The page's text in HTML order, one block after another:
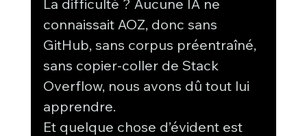
La difficulté ? Aucune IA ne
connaissait AOZ, donc sans
GitHub, sans corpus préentraîné,
sans copier-coller de Stack
Overflow, nous avons dû tout lui
apprendre.
Et quelque chose d’évident est